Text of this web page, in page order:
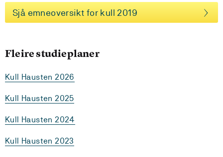
Sjå emneoversikt for kull 2019
Fleire studieplaner
Kull Hausten 2026
Kull Hausten 2025
Kull Hausten 2024
Kull Hausten 2023